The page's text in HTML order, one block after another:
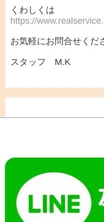
くわしくは
https://
お気軽にお問合せくだ
スタッフ M.K